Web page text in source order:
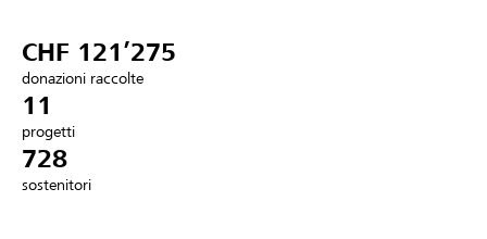
Collegarsi
CHF 121’275
donazioni raccolte
11
progetti
728
sostenitori